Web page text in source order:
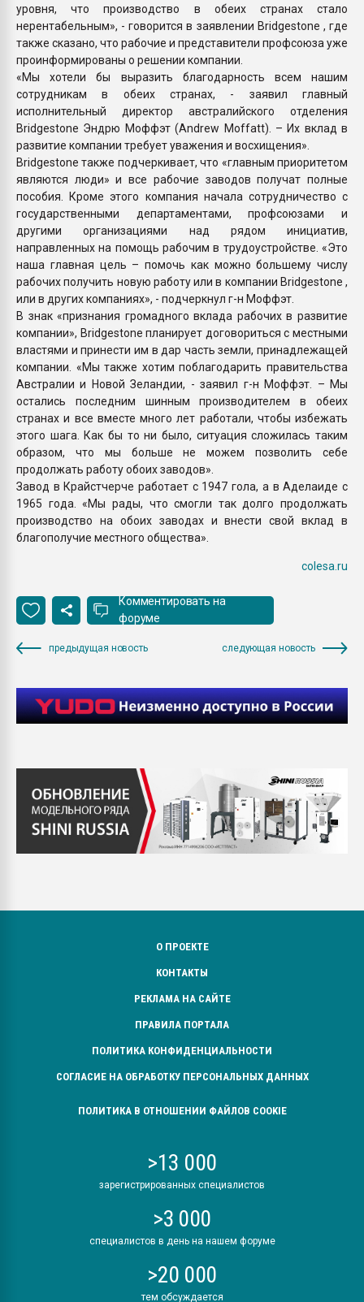
уровня, что производство в обеих странах стало
нерентабельным», - говорится в заявлении Bridgestone , где
также сказано, что рабочие и представители профсоюза уже
проинформированы о решении компании.
«Мы хотели бы выразить благодарность всем нашим
сотрудникам в обеих странах, - заявил главный
исполнительный директор австралийского отделения
Bridgestone Эндрю Моффэт (Andrew Moffatt). – Их вклад в
развитие компании требует уважения и восхищения».
Bridgestone также подчеркивает, что «главным приоритетом
являются люди» и все рабочие заводов получат полные
пособия. Кроме этого компания начала сотрудничество с
государственными департаментами, профсоюзами и
другими организациями над рядом инициатив,
направленных на помощь рабочим в трудоустройстве. «Это
наша главная цель – помочь как можно большему числу
рабочих получить новую работу или в компании Bridgestone ,
или в других компаниях», - подчеркнул г-н Моффэт.
В знак «признания громадного вклада рабочих в развитие
компании», Bridgestone планирует договориться с местными
властями и принести им в дар часть земли, принадлежащей
компании. «Мы также хотим поблагодарить правительства
Австралии и Новой Зеландии, - заявил г-н Моффэт. – Мы
остались последним шинным производителем в обеих
странах и все вместе много лет работали, чтобы избежать
этого шага. Как бы то ни было, ситуация сложилась таким
образом, что мы больше не можем позволить себе
продолжать работу обоих заводов».
Завод в Крайстчерче работает с 1947 гола, а в Аделаиде с
1965 года. «Мы рады, что смогли так долго продолжать
производство на обоих заводах и внести свой вклад в
благополучие местного общества».
colesa.ru
Комментировать на
форуме
предыдущая новость следующая новость
О ПРОЕКТЕ
КОНТАКТЫ
РЕКЛАМА НА САЙТЕ
ПРАВИЛА ПОРТАЛА
ПОЛИТИКА КОНФИДЕНЦИАЛЬНОСТИ
СОГЛАСИЕ НА ОБРАБОТКУ ПЕРСОНАЛЬНЫХ ДАННЫХ
ПОЛИТИКА В ОТНОШЕНИИ ФАЙЛОВ COOKIE
>13 000
зарегистрированных специалистов
>3 000
специалистов в день на нашем форуме
>20 000
тем обсуждается